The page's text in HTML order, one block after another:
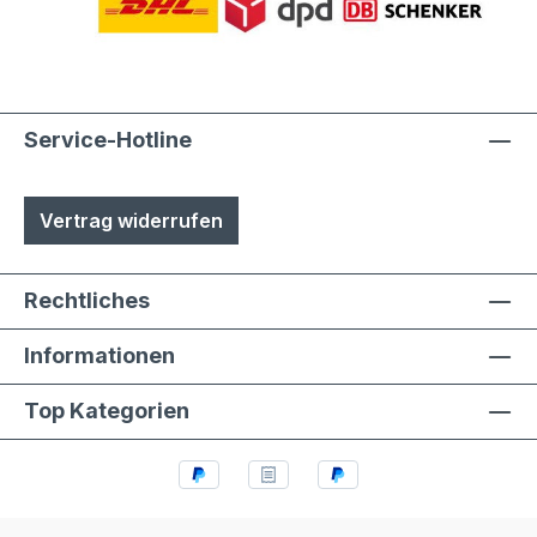
phosphatiert, Aluminiumteile chromfrei
eloxierte Oberflächen, eine
lösungsmittelfreie Pulverlackierung (z.T.
Polyesterpulver in Fassadenqualität, dies
garantiert UV- und Wetterbeständigkeit-
mindestens ca. 70 µm
Service-Hotline
Vertrag widerrufen
Rechtliches
Informationen
Top Kategorien